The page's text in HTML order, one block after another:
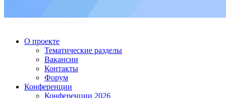
О проекте
Тематические разделы
Вакансии
Контакты
Форум
Конференции
Конференции 2026